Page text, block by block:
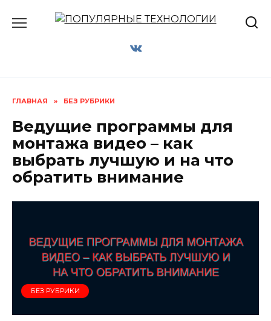
ГЛАВНАЯ » БЕЗ РУБРИКИ
Ведущие программы для
монтажа видео – как
выбрать лучшую и на что
обратить внимание
БЕЗ РУБРИКИ